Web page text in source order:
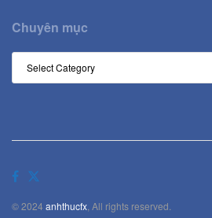
Chuyên mục
© 2024 anhthucfx , All rights reserved.